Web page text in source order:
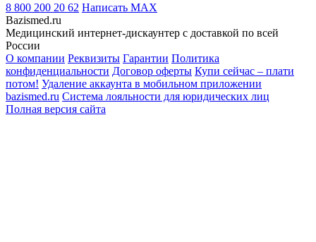
8 800 200 20 62 Написать MAX
Bazismed.ru
Медицинский интернет-дискаунтер с доставкой по всей
России
О компании Реквизиты Гарантии Политика
конфиденциальности Договор оферты Купи сейчас – плати
потом! Удаление аккаунта в мобильном приложении
bazismed.ru Система лояльности для юридических лиц
Полная версия сайта